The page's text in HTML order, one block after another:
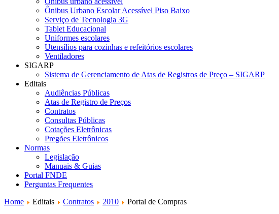
Ônibus Urbano Escolar Acessível Piso Baixo
Serviço de Tecnologia 3G
Tablet Educacional
Uniformes escolares
Utensílios para cozinhas e refeitórios escolares
Ventiladores
SIGARP
Sistema de Gerenciamento de Atas de Registros de Preço – SIGARP
Editais
Audiências Públicas
Atas de Registro de Preços
Contratos
Consultas Públicas
Cotações Eletrônicas
Pregões Eletrônicos
Normas
Legislação
Manuais & Guias
Portal FNDE
Perguntas Frequentes
Home
Editais Contratos 2010 Portal de Compras